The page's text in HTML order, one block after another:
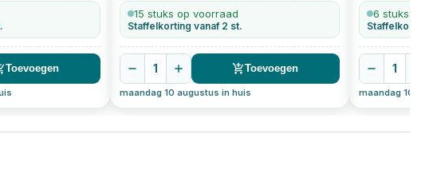
Toevoegen
15 stuks op voorraad
Staffelkorting vanaf 2 st.
1 Toevoegen
maandag 10 augustus in huis
6 stuks op
Staffelkorting
1
maandag 10